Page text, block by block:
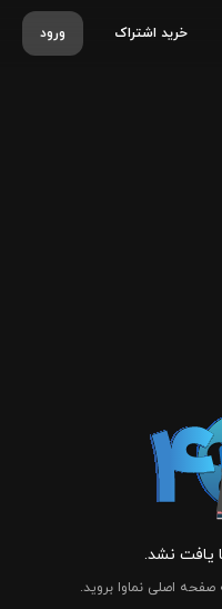
ورود خرید اشتراک
یافت نشد.
صفحه اصلی نماوا بروید.